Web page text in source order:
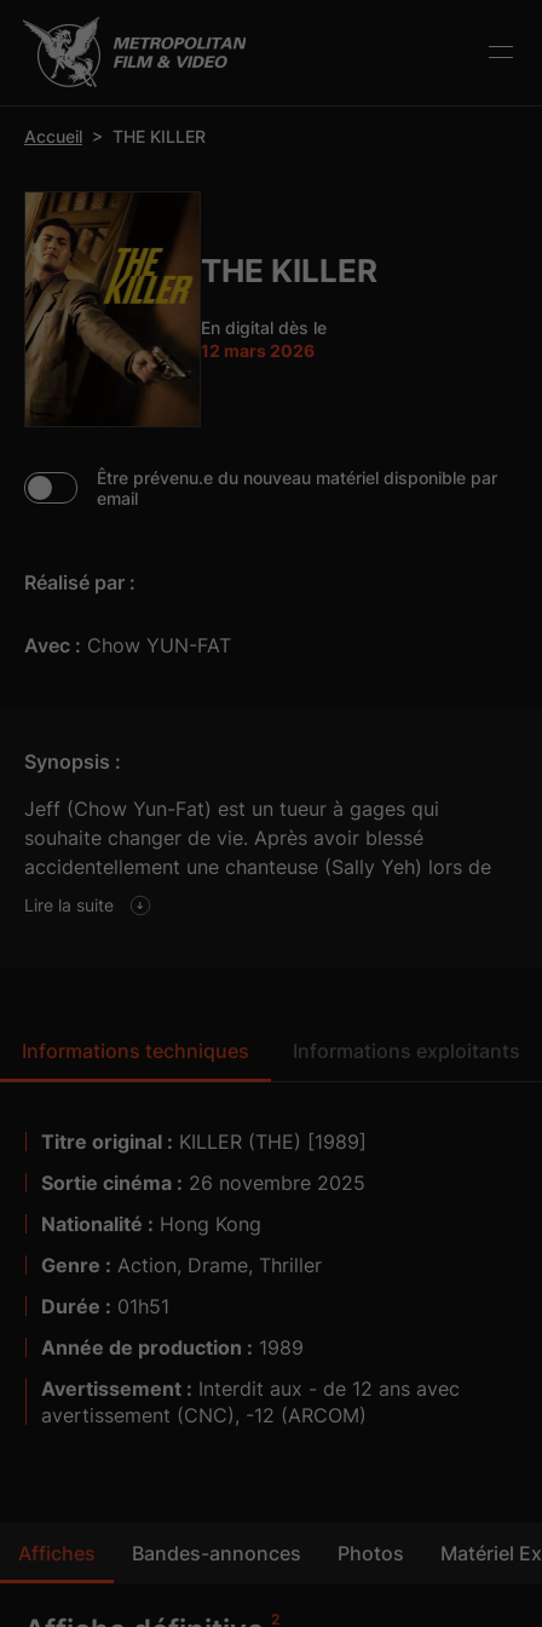
barre d’outils
Accueil > THE KILLER
THE KILLER
En digital dès le
12 mars 2026
Être prévenu.e du nouveau matériel disponible par
email
Réalisé par :
Avec : Chow YUN-FAT
Synopsis :
Jeff (Chow Yun-Fat) est un tueur à gages qui
souhaite changer de vie. Après avoir blessé
accidentellement une chanteuse (Sally Yeh) lors de
l’exécution d’un contrat, il décide d’accepter une
ne tarde pas à découvrir le lien entre le tueur et la
chanteuse devenue aveugle... John Woo signe avec
scènes d'action opératiques ont imposé le génie de
sa mise en scène et propulsé Chow Yun-Fat au rang
d’icône internationale, inspirant tout un pan du
cinéma contemporain.
Lire la suite
Informations techniques Informations exploitants
Titre original : KILLER (THE) [1989]
Sortie cinéma : 26 novembre 2025
Nationalité : Hong Kong
Genre : Action, Drame, Thriller
Durée : 01h51
Année de production : 1989
Avertissement :
avertissement (CNC), -12 (ARCOM)
Visa n° :
5.1
Affiches Bandes-annonces Photos Matériel
2
2
2